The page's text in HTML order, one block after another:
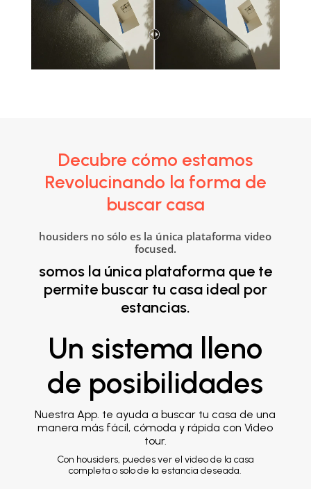
Decubre cómo estamos
Revolucinando la forma de
buscar casa
housiders no sólo es la única plataforma video
focused.
somos la única plataforma que te
permite buscar tu casa ideal por
estancias.
Un sistema lleno
de posibilidades
Nuestra App. te ayuda a buscar tu casa de una
manera más fácil, cómoda y rápida con Video
tour.
Con housiders, puedes ver el video de la casa
completa o solo de la estancia deseada.